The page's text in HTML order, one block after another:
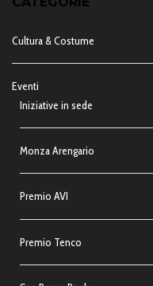
Cultura & Costume
Eventi
Iniziative in sede
Monza Arengario
Premio AVI
Premio Tenco